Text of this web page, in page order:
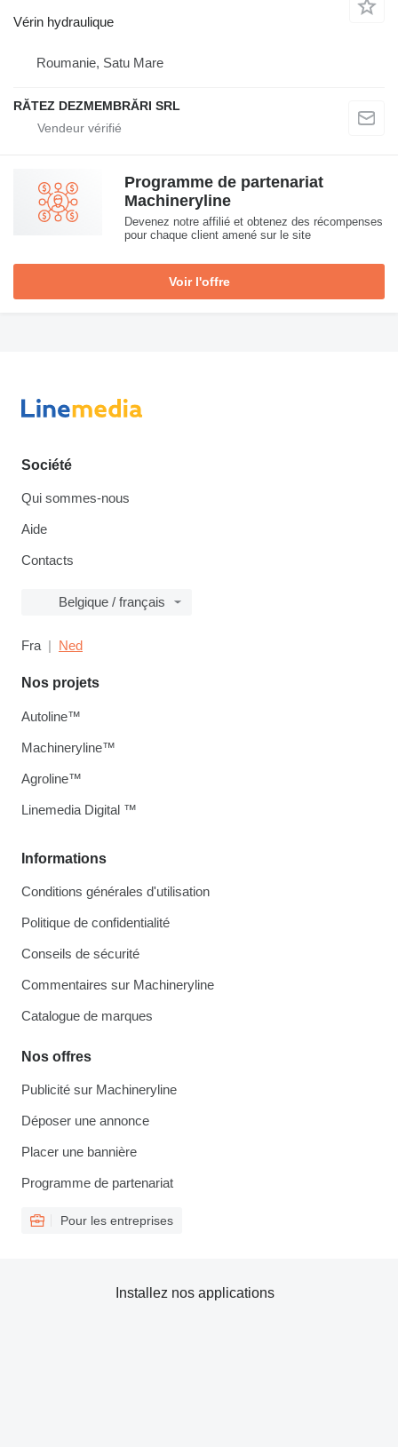
Vérin hydraulique
Roumanie, Satu Mare
RĂTEZ DEZMEMBRĂRI SRL
Programme de partenariat
Machineryline
Devenez notre affilié et obtenez des récompenses
pour chaque client amené sur le site
Voir l'offre
Société
Qui sommes-nous
Aide
Contacts
Belgique / français
Fra Ned
Informations
Conditions générales d'utilisation
Politique de confidentialité
Conseils de sécurité
Commentaires sur Machineryline
Catalogue de marques
Nos offres
Publicité sur Machineryline
Déposer une annonce
Placer une bannière
Programme de partenariat
Pour les entreprises
Nos projets
Autoline™
Machineryline™
Agroline™
Linemedia Digital ™
Installez nos applications